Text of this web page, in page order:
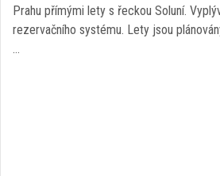
Prahu přímými lety s řeckou Soluní.
rezervačního systému. Lety jsou
…